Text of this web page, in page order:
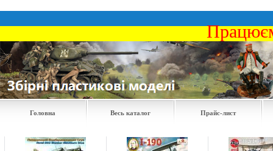
Головна Весь каталог Прайс-лист